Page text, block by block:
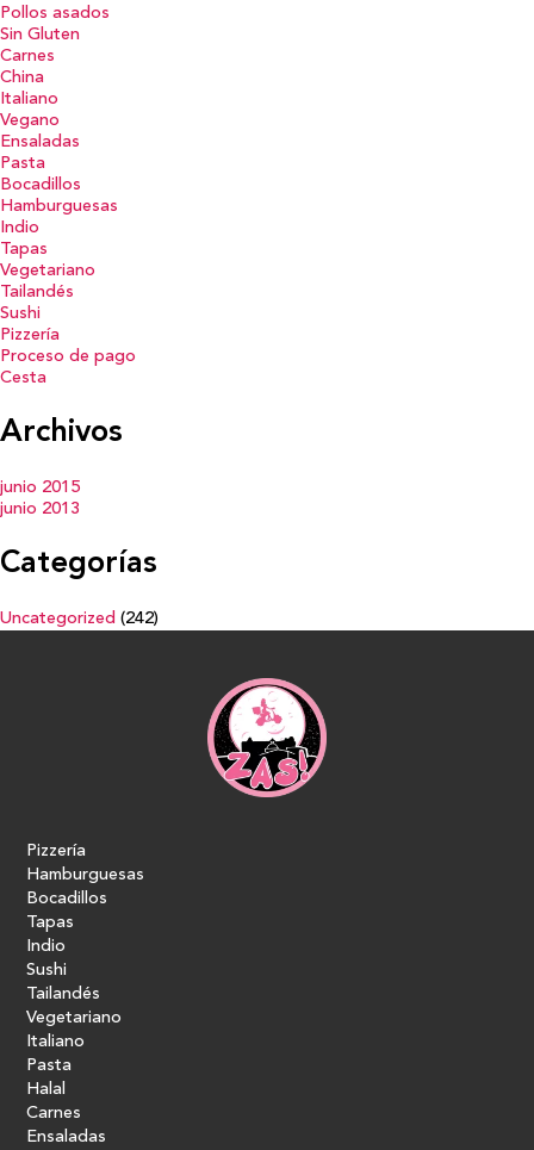
Pollos asados
Sin Gluten
Carnes
China
Italiano
Vegano
Ensaladas
Pasta
Bocadillos
Hamburguesas
Indio
Tapas
Vegetariano
Tailandés
Sushi
Pizzería
Proceso de pago
Cesta
Archivos
junio 2015
junio 2013
Categorías
Uncategorized (242)
Pizzería
Hamburguesas
Bocadillos
Tapas
Indio
Sushi
Tailandés
Vegetariano
Italiano
Pasta
Halal
Carnes
Ensaladas